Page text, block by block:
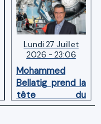
Lundi 27 Juillet
2026 - 23:06
Mohammed
Bellatig prend la
tête du
Groupement